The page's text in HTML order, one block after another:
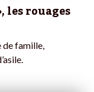
les rouages
de famille,